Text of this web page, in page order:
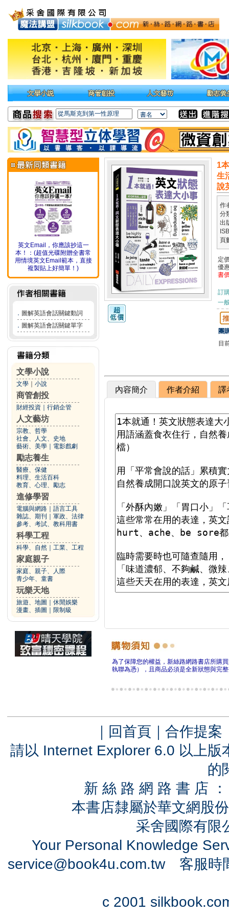
英文Email，你應該抄這一
本！：(超值光碟附贈全書常
用情境英文Email範本，直接
複製貼上好簡單！)
． 圖解英語會話關鍵動詞
． 圖解英語會話關鍵單字
文學小說
文學 小說
商管創投
財經投資 行銷企管
人文藝坊
宗教、哲學
社會、人文、史地
藝術、美學
電影戲劇
勵志養生
醫療、保健
料理、生活百科
教育、心理、勵志
進修學習
電腦與網路
語言工具
雜誌、期刊
軍政、法律
參考、考試、教科用書
科學工程
科學、自然 工業、工程
家庭親子
家庭、親子、人際
青少年、童書
玩樂天地
旅遊、地圖
休閒娛樂
漫畫、插圖
限制級
1
生
說
作
分
出
頁
定
優
書
訂
一
團
目
內容簡介 作者介紹 譯
為了保障您的權益，新絲路網路書店所購
執聯為憑），且商品必須是全新狀態與完
｜ 回首頁 ｜ 合作提案
請以 Internet Explorer 6.0 以上
的
新 絲 路 網 路 書 店
本書店隸屬於華文網股
采舍國際有
Your Personal Knowledge
service@book4u.com.tw客服時
c 2001